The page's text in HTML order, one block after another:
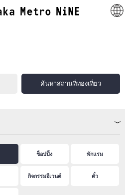
ค้นหาสถานที่ท่องเที่ยว
ช็อปปิ้ง พักแรม
กิจกรรมอีเวนต์ ตั๋ว